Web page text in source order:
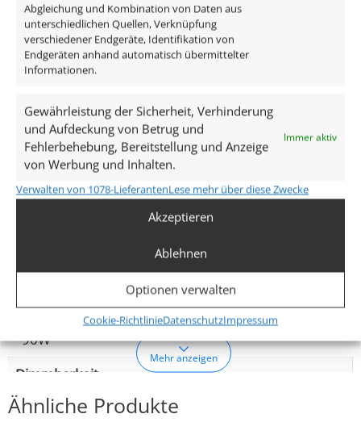
Abgleichung und Kombination von Daten aus
unterschiedlichen Quellen, Verknüpfung
verschiedener Endgeräte, Identifikation von
Endgeräten anhand automatisch übermittelter
Informationen.
Gewährleistung der Sicherheit, Verhinderung
und Aufdeckung von Betrug und
Fehlerbehebung, Bereitstellung und Anzeige
von Werbung und Inhalten.
Immer aktiv
Verwalten von 1078-LieferantenLese mehr über diese Zwecke
Akzeptieren
Ablehnen
Optionen verwalten
Cookie-RichtlinieDatenschutzImpressum
Technische Daten
Gesamtmaße
Lochausschnitt Ø
68–78mm
Spannung (V)
DC 24V (Smart Home)
9W
Glühbirnenersatz
90W
Dimmbarkeit
Ja
Mehr anzeigen
Ähnliche Produkte